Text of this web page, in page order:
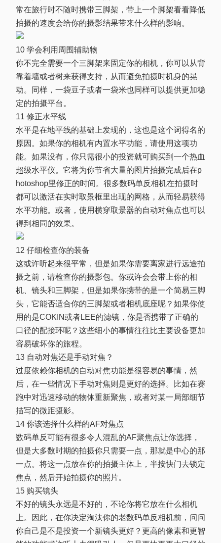
常在旅行时不随时携带三脚架，带上一个脚架看看降低
拍摄的速度会给你的摄影结果带来什么样的影响。
10 学会利用周围辅助物
你不完全需要一个三脚架来固定你的相机，你可以从背
靠着墙或者树来获得支持，从而避免拍摄时机身的晃
动。同样，一袋豆子或者一袋米也同样可以提供更加稳
定的拍摄平台。
11 修正水平线
水平是在地平线的基础上发现的，这也是这个词得名的
原因。如果你的相机有内置水平功能，请使用这项功
能。如果没有，你只需很小的投资就可购买到一个热血
超级水平仪。它将为你节省大量的图片拍摄完成后在p
hotoshop里修正的时间。很多数码单反相机在拍摄时
都可以激活在实时取景框里出现的网格，从而轻易获得
水平功能。或者，使用横穿取景器的自动对焦点也可以
得到相同的效果。
12 仔细检查你的装备
这或许听起来很平常，但是如果你需要离家进行远途拍
摄之前，请检查你的摄影包。你或许会会带上你的相
机、镜头和三脚架，但是如果你携带的是一个简易三脚
头，它能否适合你的三脚架或者相机底座呢？如果你使
用的是COKIN或者LEE的滤镜，你是否携带了正确的
口径的配接环呢？这些细小的事情往往比主要设备更加
容易破坏你的旅程。
13 自动对焦还是手动对焦？
过度依赖你相机的自动对焦功能是很容易的事情，然
后，在一些情况下手动对焦则是更好的选择。比如在赛
跑中对迅速移动的物体重新聚焦，或者对某一局部细节
描写的微距摄影。
14 你该选择什么样的AF对焦点
数码单反可能有很多令人混乱的AF聚焦点让你选择，
但是大多数时期的拍摄你只需要一点，那就是中心的那
一点。将这一点放在你的拍摄主体上，半按快门去锁定
焦点，然后开始拍摄你的照片。
15 购买镜头
不好的镜头永远是不好的，不论你将它放在什么相机
上。因此，在你决定淘汰你的老数码单反相机前，问问
你自己是不是投资一个新镜头更好？更高的像素和更智